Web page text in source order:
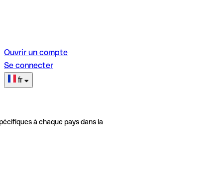
Ouvrir un compte
Se connecter
fr
à chaque pays dans la